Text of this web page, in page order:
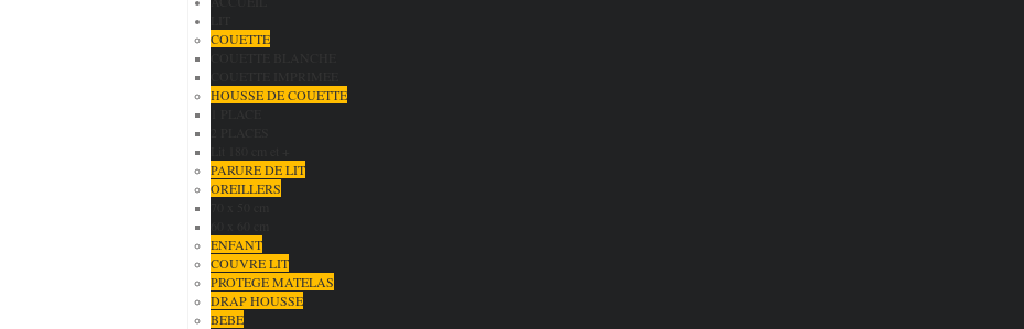
COUETTE
HOUSSE DE COUETTE
PARURE DE LIT
OREILLERS
ENFANT
COUVRE LIT
PROTEGE MATELAS
DRAP HOUSSE
BEBE